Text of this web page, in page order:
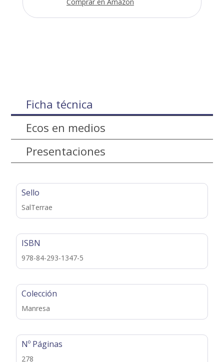
Ficha técnica
Ecos en medios
Presentaciones
Sello
SalTerrae
ISBN
978-84-293-1347-5
Colección
Manresa
Nº Páginas
278